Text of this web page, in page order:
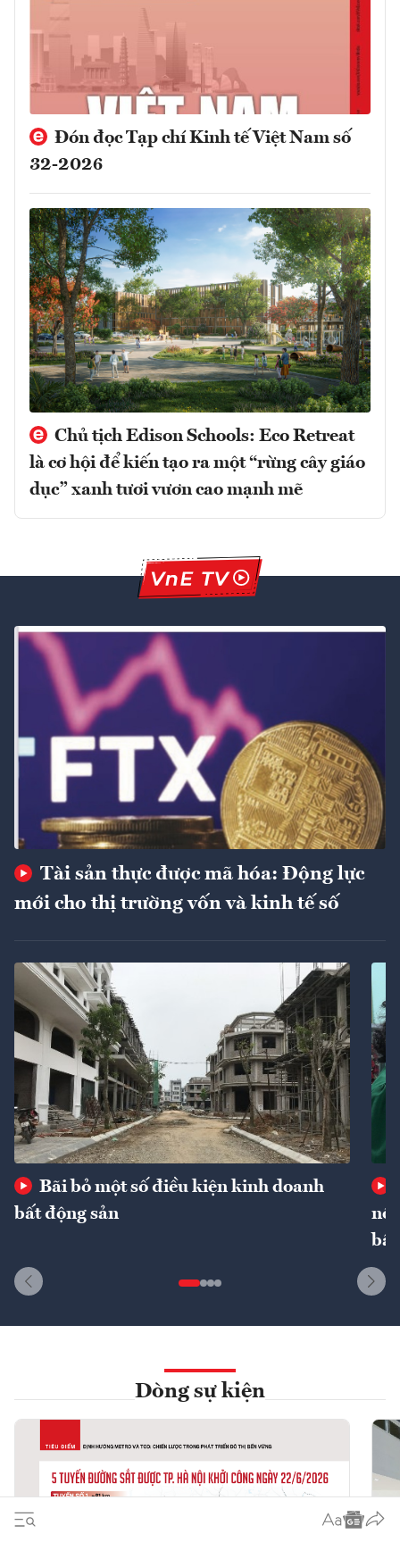
Đón đọc Tạp chí Kinh tế Việt Nam số
32-2026
Chủ tịch Edison Schools: Eco Retreat
là cơ hội để kiến tạo ra một “rừng cây giáo
dục” xanh tươi vươn cao mạnh mẽ
Tài sản thực được mã hóa: Động lực
mới cho thị trường vốn và kinh tế số
Bãi bỏ một số điều kiện kinh doanh
bất động sản
Dòng sự kiện